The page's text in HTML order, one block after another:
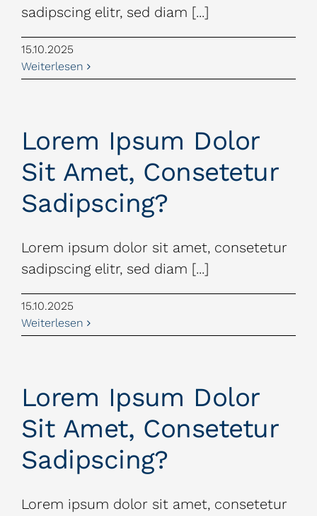
sadipscing elitr, sed diam [...]
15.10.2025
Weiterlesen
Lorem Ipsum Dolor
Sit Amet, Consetetur
Sadipscing?
Lorem ipsum dolor sit amet, consetetur
sadipscing elitr, sed diam [...]
15.10.2025
Weiterlesen
Lorem Ipsum Dolor
Sit Amet, Consetetur
Sadipscing?
Lorem ipsum dolor sit amet, consetetur